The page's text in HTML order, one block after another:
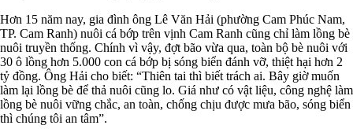
Hơn 15 năm nay, gia đình ông Lê Văn Hải (phường Cam Phúc Nam,
TP. Cam Ranh) nuôi cá bớp trên vịnh Cam Ranh cũng chỉ làm lồng bè
nuôi truyền thống. Chính vì vậy, đợt bão vừa qua, toàn bộ bè nuôi với
30 ô lồng hơn 5.000 con cá bớp bị sóng biển đánh vỡ, thiệt hại hơn 2
tỷ đồng. Ông Hải cho biết: “Thiên tai thì biết trách ai. Bây giờ muốn
làm lại lồng bè để thả nuôi cũng lo. Giá như có vật liệu, công nghệ làm
lồng bè nuôi vững chắc, an toàn, chống chịu được mưa bão, sóng biển
thì chúng tôi an tâm”.